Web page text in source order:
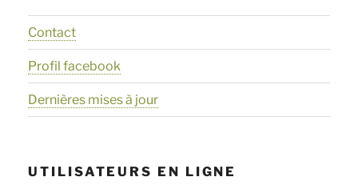
Contact
Profil facebook
Dernières mises à jour
UTILISATEURS EN LIGNE